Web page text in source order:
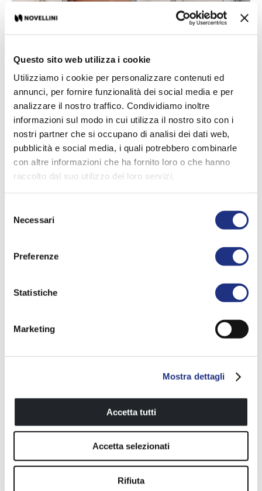
Questo sito web utilizza i cookie
Utilizziamo i cookie per personalizzare contenuti ed
annunci, per fornire funzionalità dei social media e per
analizzare il nostro traffico. Condividiamo inoltre
informazioni sul modo in cui utilizza il nostro sito con i
nostri partner che si occupano di analisi dei dati web,
pubblicità e social media, i quali potrebbero combinarle
con altre informazioni che ha fornito loro o che hanno
raccolto dal suo utilizzo dei loro servizi.
delNecessari
Preferenze
Statistiche
Marketing
Mostra dettagli
Accetta tutti
Accetta selezionati
Rifiuta
CelsiusCOMBO
Sauna + Douche + Hammam
Sauna + Hamamm
Sauna + Douche
Celsius